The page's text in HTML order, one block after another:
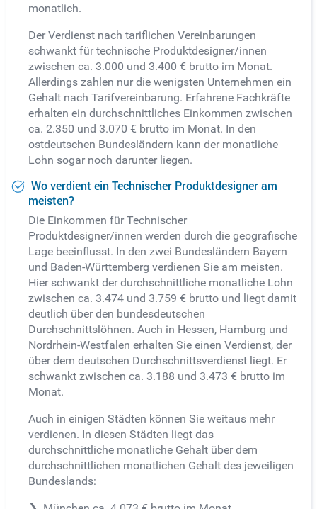
monatlich.
Der Verdienst nach tariflichen Vereinbarungen
schwankt für technische Produktdesigner/innen
zwischen ca. 3.000 und 3.400 € brutto im Monat.
Allerdings zahlen nur die wenigsten Unternehmen ein
Gehalt nach Tarifvereinbarung. Erfahrene Fachkräfte
erhalten ein durchschnittliches Einkommen zwischen
ca. 2.350 und 3.070 € brutto im Monat. In den
ostdeutschen Bundesländern kann der monatliche
Lohn sogar noch darunter liegen.
Wo verdient ein Technischer Produktdesigner am
meisten?
Die Einkommen für Technischer
Produktdesigner/innen werden durch die geografische
Lage beeinflusst. In den zwei Bundesländern Bayern
und Baden-Württemberg verdienen Sie am meisten.
Hier schwankt der durchschnittliche monatliche Lohn
zwischen ca. 3.474 und 3.759 € brutto und liegt damit
deutlich über den bundesdeutschen
Durchschnittslöhnen. Auch in Hessen, Hamburg und
Nordrhein-Westfalen erhalten Sie einen Verdienst, der
über dem deutschen Durchschnittsverdienst liegt. Er
schwankt zwischen ca. 3.188 und 3.473 € brutto im
Monat.
Auch in einigen Städten können Sie weitaus mehr
verdienen. In diesen Städten liegt das
durchschnittliche monatliche Gehalt über dem
durchschnittlichen monatlichen Gehalt des jeweiligen
Bundeslands: